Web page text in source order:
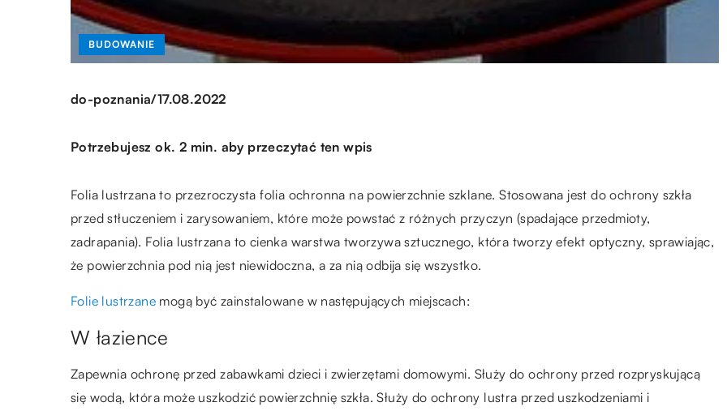
BUDOWANIE
do-poznania/17.08.2022
Potrzebujesz ok. 2 min. aby przeczytać ten wpis
Folia lustrzana to przezroczysta folia ochronna na powierzchnie szklane. Stosowana jest do ochrony szkła
przed stłuczeniem i zarysowaniem, które może powstać z różnych przyczyn (spadające przedmioty,
zadrapania). Folia lustrzana to cienka warstwa tworzywa sztucznego, która tworzy efekt optyczny, sprawiając,
że powierzchnia pod nią jest niewidoczna, a za nią odbija się wszystko.
Folie lustrzane mogą być zainstalowane w następujących miejscach:
W łazience
Zapewnia ochronę przed zabawkami dzieci i zwierzętami domowymi. Służy do ochrony przed rozpryskującą
się wodą, która może uszkodzić powierzchnię szkła. Służy do ochrony lustra przed uszkodzeniami i